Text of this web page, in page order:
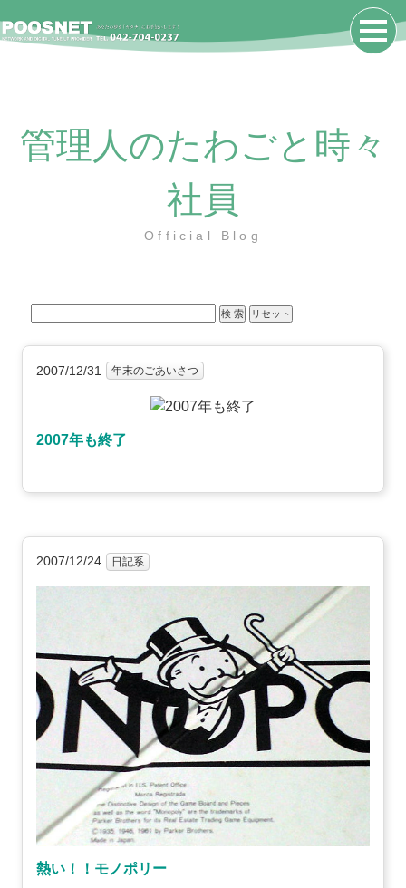
管理人のたわごと時々
社員
Official Blog
2007/12/31 年末のごあいさつ
2007年も終了
2007/12/24 日記系
熱い！！モノポリー